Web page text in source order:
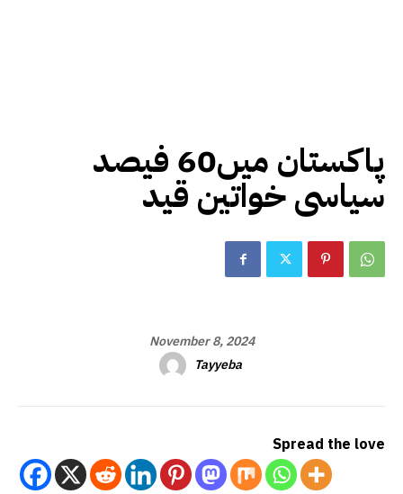
پاکستان میں60 فیصد
سیاسی خواتین قید
November 8, 2024
Tayyeba
Spread the love